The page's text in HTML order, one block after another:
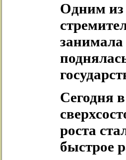
Одним из
занимала
Сегодня
роста
быстрое